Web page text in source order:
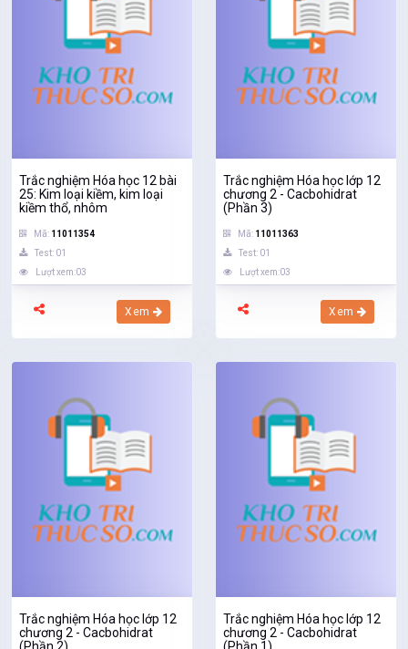
Trắc nghiệm Hóa học 12 bài
25: Kim loại kiềm, kim loại
kiềm thổ, nhôm
Mã: 11011354
Test: 01
Lượt xem:03
Xem
Trắc nghiệm Hóa học lớp 12
chương 2 - Cacbohidrat
(Phần 3)
Mã: 11011363
Test: 01
Lượt xem:03
Xem
Trắc nghiệm Hóa học lớp 12
chương 2 - Cacbohidrat
(Phần 2)
Trắc nghiệm Hóa học lớp 12
chương 2 - Cacbohidrat
(Phần 1)